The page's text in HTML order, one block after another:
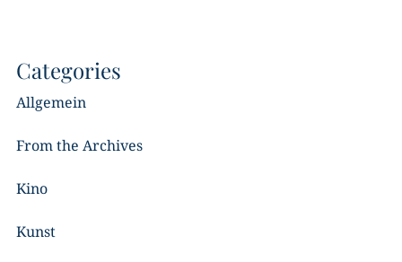
Categories
Allgemein
From the Archives
Kino
Kunst